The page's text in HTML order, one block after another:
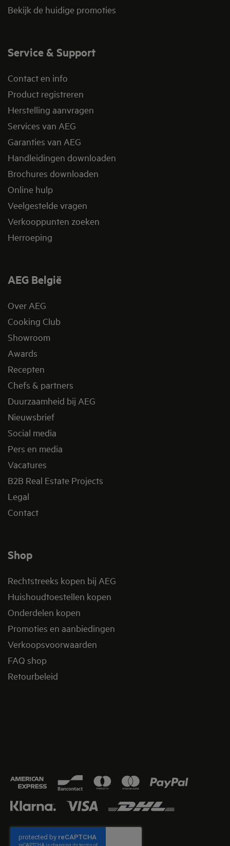
Bekijk de huidige promoties
Service & Support
Contact en info
Product registreren
Herstelling aanvragen
Services van AEG
Garanties van AEG
Handleidingen downloaden
Brochures downloaden
Online hulp
Veelgestelde vragen
Verkooppunten zoeken
Herroeping
AEG België
Over AEG
Cooking Club
Showroom
Awards
Recepten
Chefs & partners
Duurzaamheid bij AEG
Nieuwsbrief
Social media
Pers en media
Vacatures
B2B Real Estate Projects
Legal
Contact
Shop
Rechtstreeks kopen bij AEG
Huishoudtoestellen kopen
Onderdelen kopen
Promoties en aanbiedingen
Verkoopsvoorwaarden
FAQ shop
Retourbeleid​